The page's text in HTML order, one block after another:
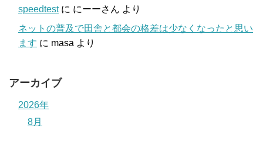
speedtestに にーーさん より
ネットの普及で田舎と都会の格差は少なくなったと思い
ます に masa より
アーカイブ
2026年
8月